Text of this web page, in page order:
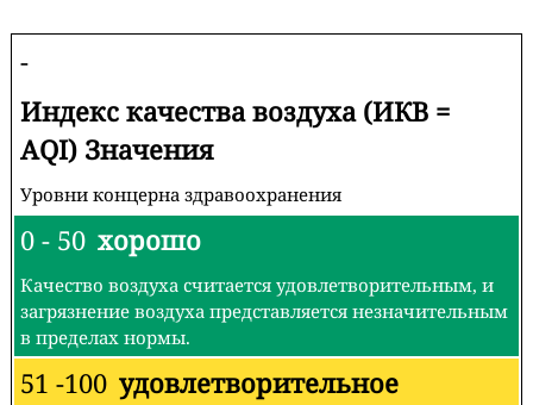
-
Индекс качества воздуха (ИКВ =
AQI) Значения
Уровни концерна здравоохранения
0 - 50 хорошо
Качество воздуха считается удовлетворительным, и
загрязнение воздуха представляется незначительным
в пределах нормы.
51 -100 удовлетворительное